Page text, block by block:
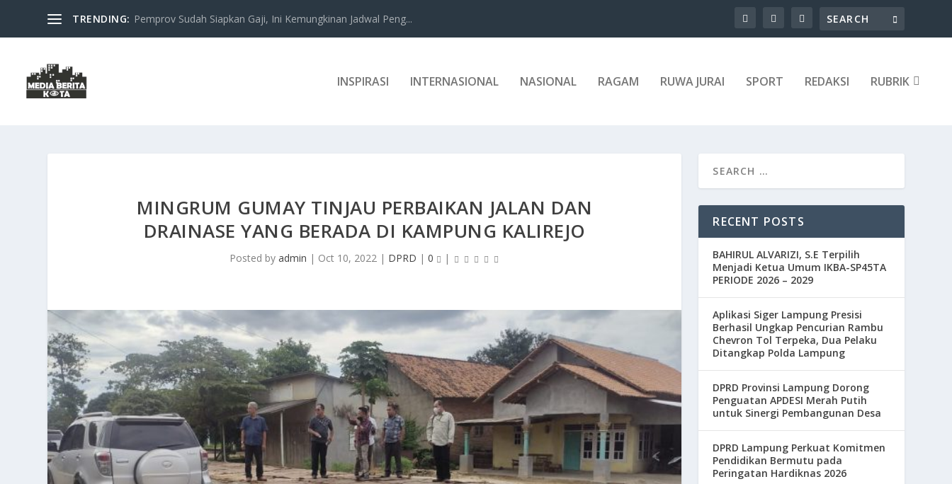
TRENDING: Pemprov Sudah Siapkan Gaji, Ini Kemungkinan Jadwal Peng...
INSPIRASI INTERNASIONAL NASIONAL RAGAM RUWA JURAI SPORT REDAKSI RUBRIK
MINGRUM GUMAY TINJAU PERBAIKAN JALAN DAN
DRAINASE YANG BERADA DI KAMPUNG KALIREJO
Posted byadmin | Oct 10, 2022 | DPRD |0 |
RECENT POSTS
BAHIRUL ALVARIZI, S.E Terpilih
Menjadi Ketua Umum IKBA-SP45TA
PERIODE 2026 – 2029
Aplikasi Siger Lampung Presisi
Berhasil Ungkap Pencurian Rambu
Chevron Tol Terpeka, Dua Pelaku
Ditangkap Polda Lampung
DPRD Provinsi Lampung Dorong
Penguatan APDESI Merah Putih
untuk Sinergi Pembangunan Desa
DPRD Lampung Perkuat Komitmen
Pendidikan Bermutu pada
Peringatan Hardiknas 2026